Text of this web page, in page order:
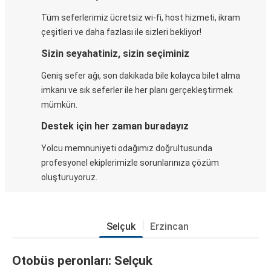
Tüm seferlerimiz ücretsiz wi-fi, host hizmeti, ikram
çeşitleri ve daha fazlası ile sizleri bekliyor!
Sizin seyahatiniz, sizin seçiminiz
Geniş sefer ağı, son dakikada bile kolayca bilet alma
imkanı ve sık seferler ile her planı gerçekleştirmek
mümkün.
Destek için her zaman buradayız
Yolcu memnuniyeti odağımız doğrultusunda
profesyonel ekiplerimizle sorunlarınıza çözüm
oluşturuyoruz.
Selçuk Erzincan
Otobüs peronları: Selçuk